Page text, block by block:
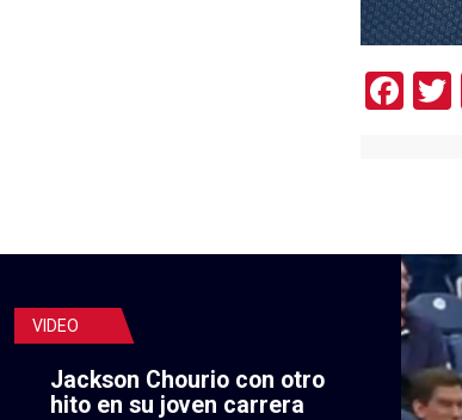
VIDEO
Jackson Chourio con otro
hito en su joven carrera